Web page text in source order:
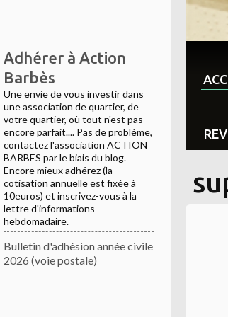
Adhérer à Action
Barbès
Une envie de vous investir dans
une association de quartier, de
votre quartier, où tout n'est pas
encore parfait.... Pas de problème,
contactez l'association ACTION
BARBES par le biais du blog.
Encore mieux adhérez (la
cotisation annuelle est fixée à
10euros) et inscrivez-vous à la
lettre d'informations
hebdomadaire.
Bulletin d'adhésion année civile
2026 (voie postale)